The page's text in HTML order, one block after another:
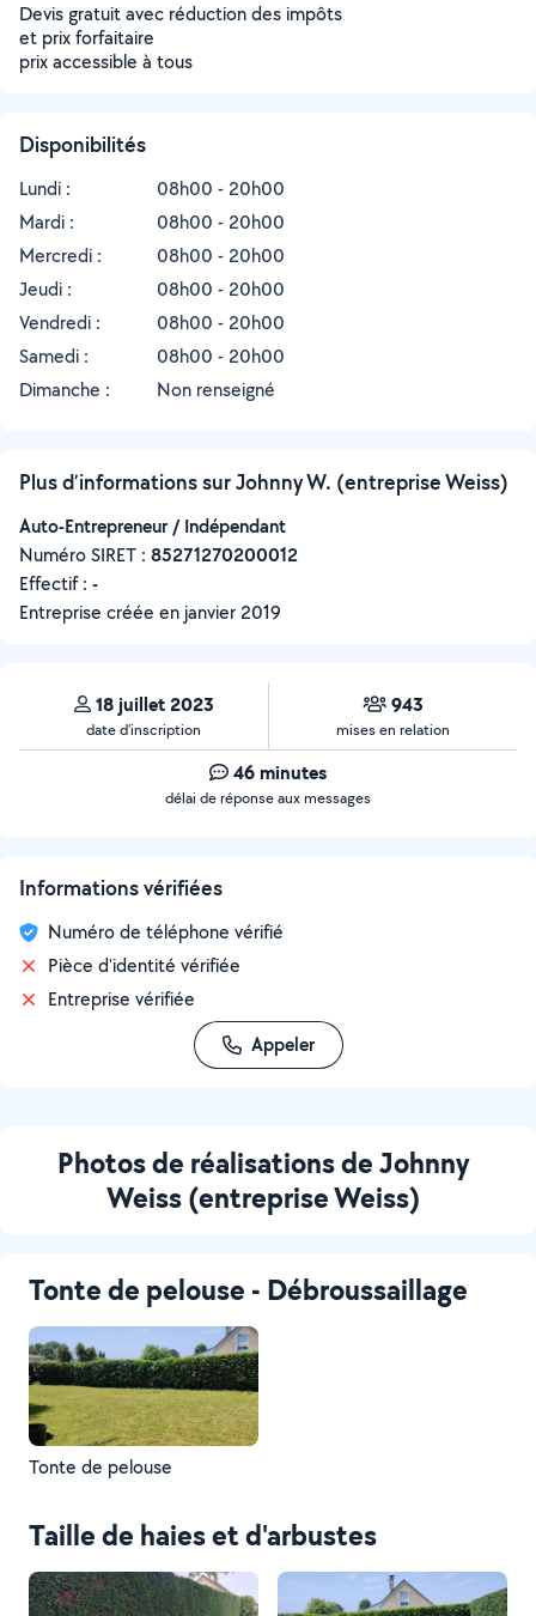
Devis gratuit avec réduction des impôts
et prix forfaitaire
prix accessible à tous
Disponibilités
Lundi :
08h00 - 20h00
Mardi :
08h00 - 20h00
Mercredi :
08h00 - 20h00
Jeudi :
08h00 - 20h00
Vendredi :
08h00 - 20h00
Samedi :
08h00 - 20h00
Dimanche :
Non renseigné
Plus d’informations sur Johnny W. (entreprise Weiss)
Auto-Entrepreneur / Indépendant
Numéro SIRET : ‍85271270200012
Effectif : -
Entreprise créée en janvier 2019
18 juillet 2023
date d’inscription
943
mises en relation
46 minutes
délai de réponse aux messages
Informations vérifiées
Numéro de téléphone vérifié
Pièce d'identité vérifiée
Entreprise vérifiée
Appeler
Photos de réalisations de Johnny
Weiss (entreprise Weiss)
Tonte de pelouse - Débroussaillage
Tonte de pelouse
Taille de haies et d'arbustes